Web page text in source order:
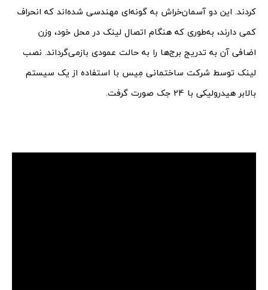
کردند. این دو آسمان‌خراش به گونه‌ای مهندسی شده‌اند که انحراف
کمی دارند، به‌طوری که هنگام اتصال لینک در محل خود، وزن
اضافی آن به تدریج برج‌ها را به حالت عمودی بازمی‌گرداند. نصب
لینک توسط شرکت ساختمانی مِیس با استفاده از یک سیستم
بالابر هیدرولیکی با 24 جک صورت گرفت.